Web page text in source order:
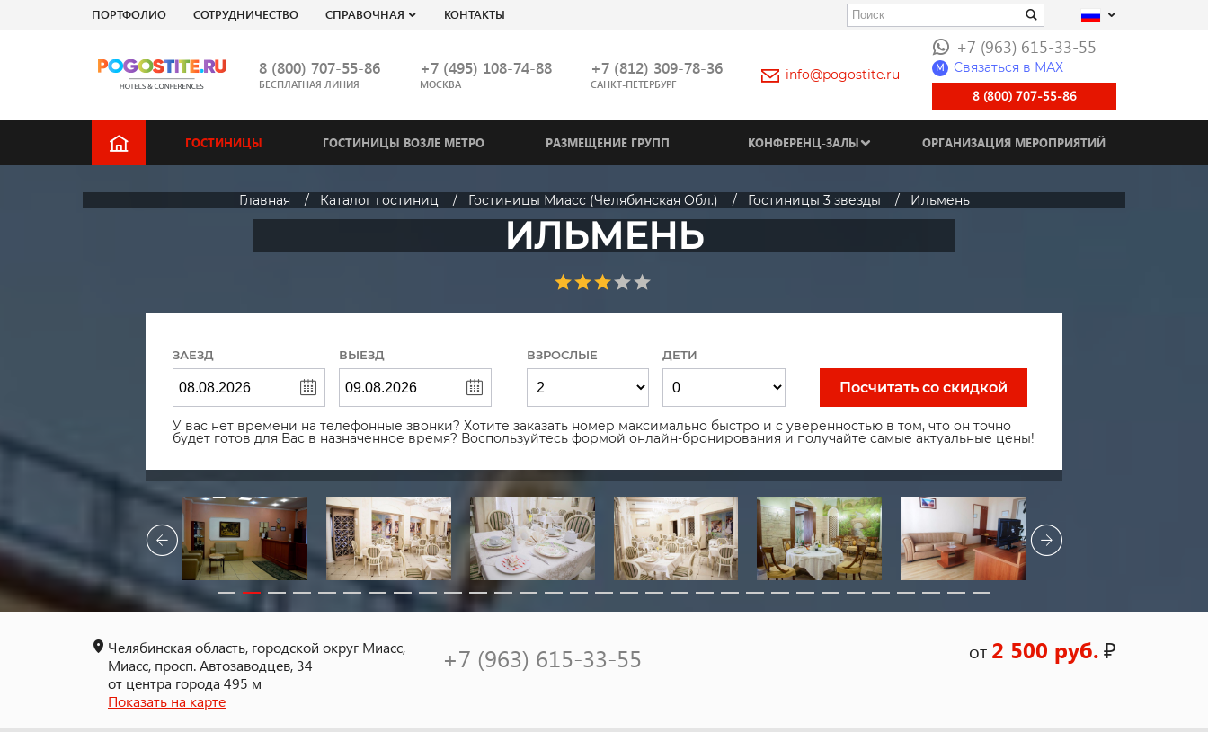
ПОРТФОЛИО СОТРУДНИЧЕСТВО СПРАВОЧНАЯ КОНТАКТЫ
8 (800) 707-55-86
БЕСПЛАТНАЯ ЛИНИЯ
+7 (495) 108-74-88
МОСКВА
+7 (812) 309-78-36
САНКТ-ПЕТЕРБУРГ
info@pogostite.ru
+7 (963) 615-33-55
M Связаться в МАХ
8 (800) 707-55-86
ГОСТИНИЦЫ ГОСТИНИЦЫ ВОЗЛЕ МЕТРО РАЗМЕЩЕНИЕ ГРУПП КОНФЕРЕНЦ-ЗАЛЫ ОРГАНИЗАЦИЯ МЕРОПРИЯТИЙ
Главная Каталог гостиниц Гостиницы Миасс (Челябинская Обл.) Гостиницы 3 звезды Ильмень
ИЛЬМЕНЬ
ЗАЕЗД ВЫЕЗД ВЗРОСЛЫЕ ДЕТИ
Посчитать со скидкой
У вас нет времени на телефонные звонки? Хотите заказать номер максимально быстро и с уверенностью в том, что он точно
будет готов для Вас в назначенное время? Воспользуйтесь формой онлайн-бронирования и получайте самые актуальные цены!
Челябинская область, городской округ Миасс,
Миасс, просп. Автозаводцев, 34
от центра города 495 м
Показать на карте
+7 (963) 615-33-55 от 2 500 руб.₽